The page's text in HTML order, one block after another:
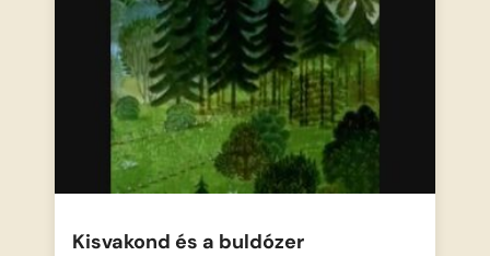
Kisvakond és a buldózer